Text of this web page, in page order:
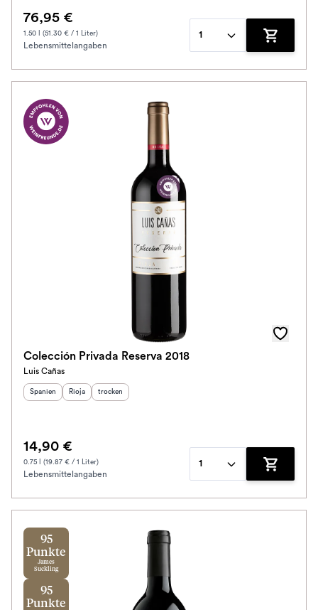
76,95 €
1.50 l (51.30 € / 1 Liter)
Lebensmittelangaben
1
Zum
Colección Privada Reserva 2018
Luis Cañas
Herkunftsland:
Spanien Herkunftsregion:
Rioja Geschmack
trocken
14,90 €
0.75 l (19.87 € / 1 Liter)
Lebensmittelangaben
1
Zum
95
Punkte
James
Suckling
95
Punkte